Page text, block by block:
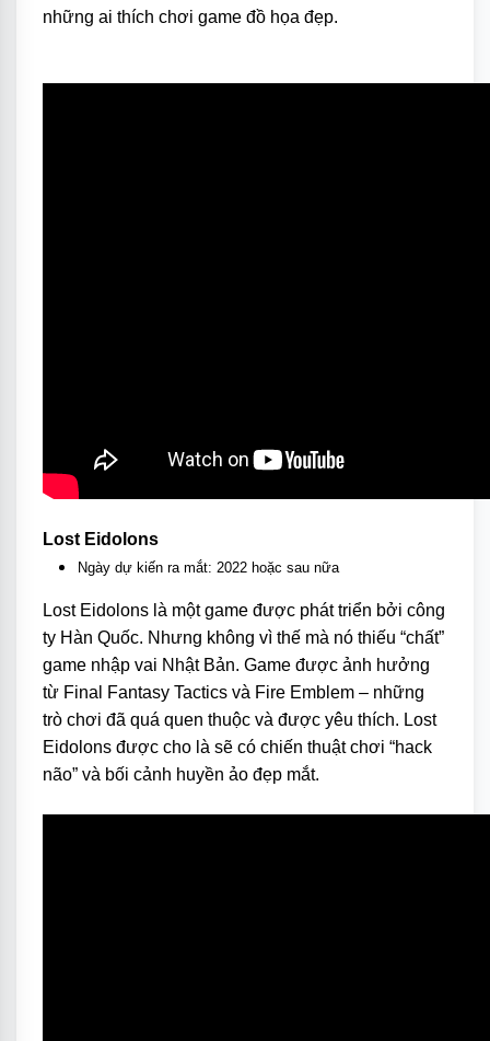
những ai thích chơi game đồ họa đẹp.
Lost Eidolons
Ngày dự kiến ra mắt: 2022 hoặc sau nữa
Lost Eidolons là một game được phát triển bởi công
ty Hàn Quốc. Nhưng không vì thế mà nó thiếu “chất”
game nhập vai Nhật Bản. Game được ảnh hưởng
từ Final Fantasy Tactics và Fire Emblem – những
trò chơi đã quá quen thuộc và được yêu thích. Lost
Eidolons được cho là sẽ có chiến thuật chơi “hack
não” và bối cảnh huyền ảo đẹp mắt.